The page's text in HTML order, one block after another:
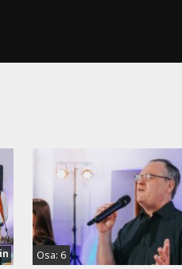
Osa: 6